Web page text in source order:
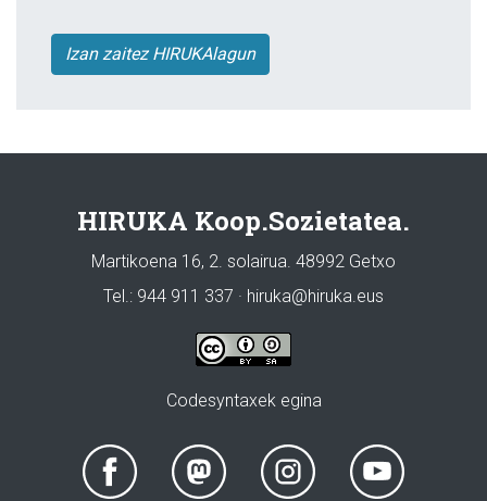
Izan zaitez HIRUKAlagun
HIRUKA Koop.Sozietatea.
Martikoena 16, 2. solairua. 48992 Getxo
Tel.: 944 911 337 · hiruka@hiruka.eus
Codesyntaxek egina